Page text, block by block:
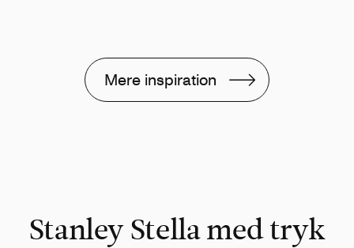
Mere inspiration
Stanley Stella med tryk